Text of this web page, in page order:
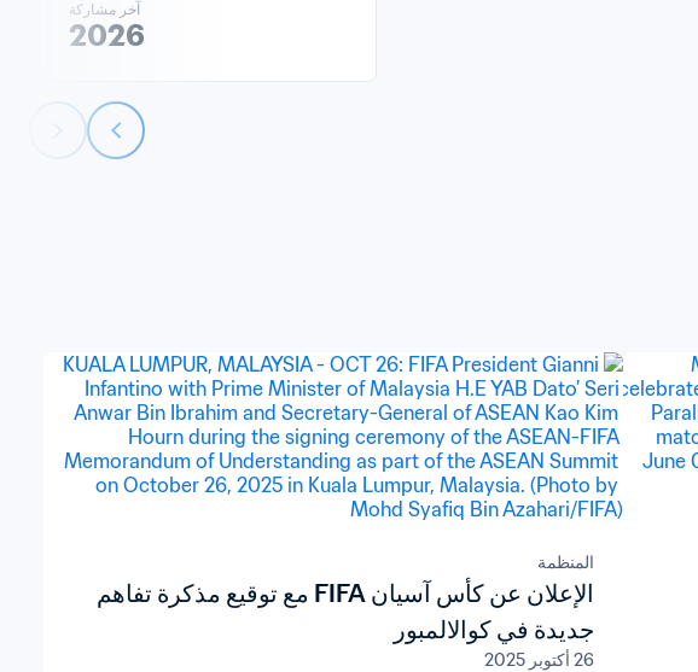
آخر مشاركة
2026
المنظمة
الإعلان عن كأس آسيان FIFA مع توقيع مذكرة تفاهم
جديدة في كوالالمبور
26 أكتوبر 2025